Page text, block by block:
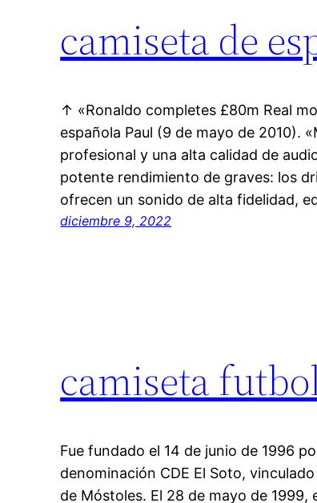
camiseta de
↑ «Ronaldo completes £80m Real
española Paul (9 de mayo de 2010).
profesional y una alta calidad de
potente rendimiento de graves: los
ofrecen un sonido de alta fidelidad,
diciembre 9, 2022
camiseta
Fue fundado el 14 de junio de 1996
denominación CDE El Soto,
de Móstoles. El 28 de mayo de